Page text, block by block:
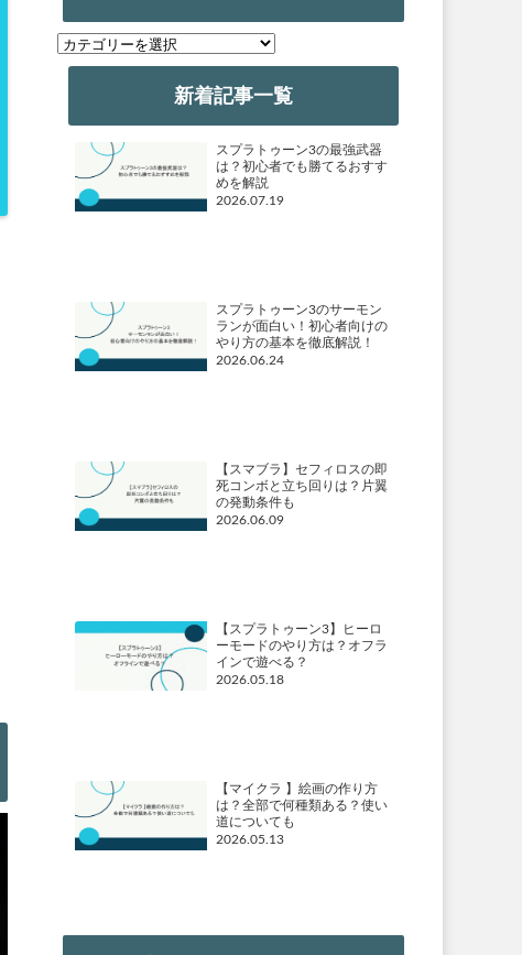
カ
テ
新着記事一覧
スプラトゥーン3の最強武器
は？初心者でも勝てるおすす
めを解説
2026.07.19
スプラトゥーン3のサーモン
ランが面白い！初心者向けの
やり方の基本を徹底解説！
2026.06.24
【スマブラ】セフィロスの即
死コンボと立ち回りは？片翼
の発動条件も
2026.06.09
【スプラトゥーン3】ヒーロ
ーモードのやり方は？オフラ
インで遊べる？
2026.05.18
【マイクラ 】絵画の作り方
は？全部で何種類ある？使い
道についても
2026.05.13